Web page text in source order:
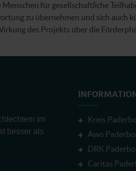
für gesellschaftliche
zu übernehmen und sich
des Projekts über die
im
besser als
Kreis
Awo
DRK
Caritas